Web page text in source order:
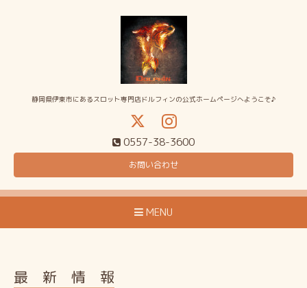
静岡県伊東市にあるスロット専門店ドルフィンの公式ホームページへようこそ♪
0557-38-3600
お問い合わせ
MENU
最 新 情 報